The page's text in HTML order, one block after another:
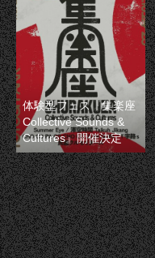
体験型フェス『集楽座
Collective Sounds &
Cultures』開催決定